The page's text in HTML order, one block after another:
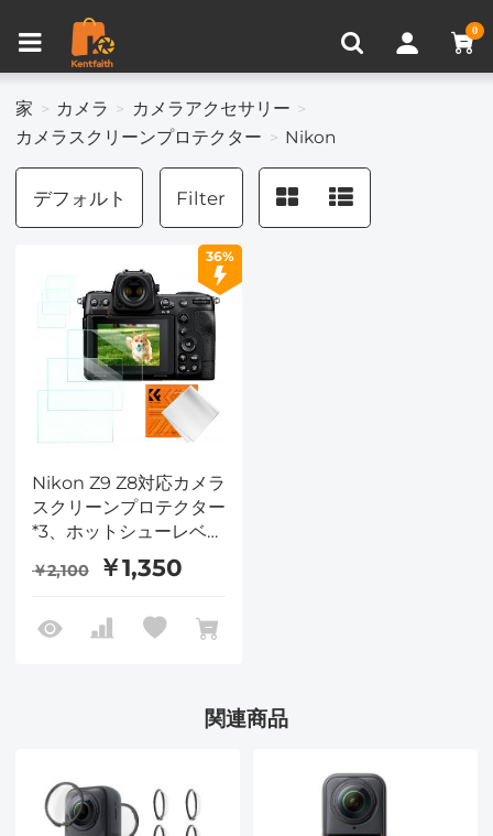
0
家 カメラ
カメラアクセサリー
カメラスクリーンプロテクター
Nikon
デフォルト Filter
36%
Nikon Z9 Z8対応カメラ
スクリーンプロテクター
*3、ホットシューレベル
付き0.3mm 9H硬度強
化ガラス*3 + 掃除機用ク
￥2,100 ￥1,350
関連商品